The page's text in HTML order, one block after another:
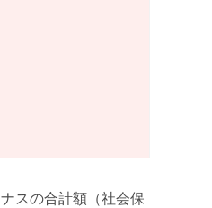
スの合計額（社会保